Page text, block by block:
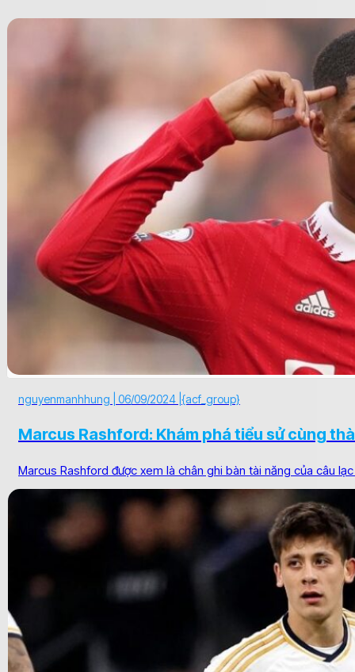
nguyenmanhhung | 06/09/2024 | {acf_group}
Marcus Rashford: Khám phá tiểu sử cùng
Marcus Rashford được xem là chân ghi bàn tài năng của câu